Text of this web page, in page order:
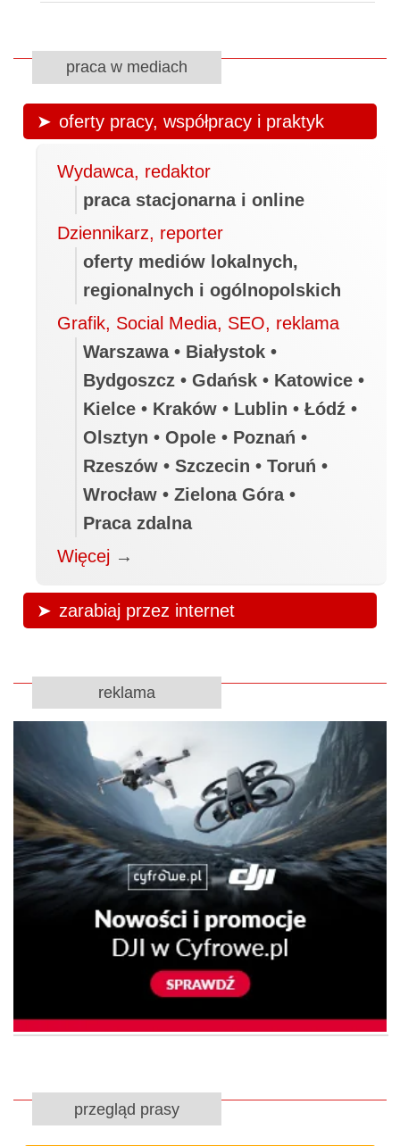
praca w mediach
oferty pracy, współpracy i praktyk
Wydawca, redaktor
praca stacjonarna i online
Dziennikarz, reporter
oferty mediów lokalnych,
regionalnych i ogólnopolskich
Grafik, Social Media, SEO, reklama
Warszawa • Białystok •
Bydgoszcz • Gdańsk • Katowice •
Kielce • Kraków • Lublin • Łódź •
Olsztyn • Opole • Poznań •
Rzeszów • Szczecin • Toruń •
Wrocław • Zielona Góra •
Praca zdalna
Więcej →
zarabiaj przez internet
reklama
przegląd prasy